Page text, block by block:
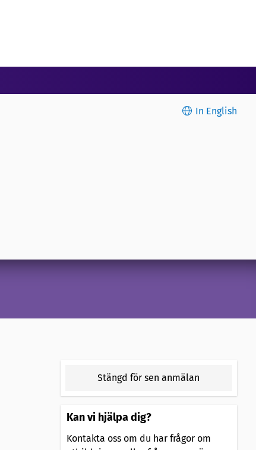
In English
Stängd för sen anmälan
Kan vi hjälpa dig?
Kontakta oss om du har frågor om